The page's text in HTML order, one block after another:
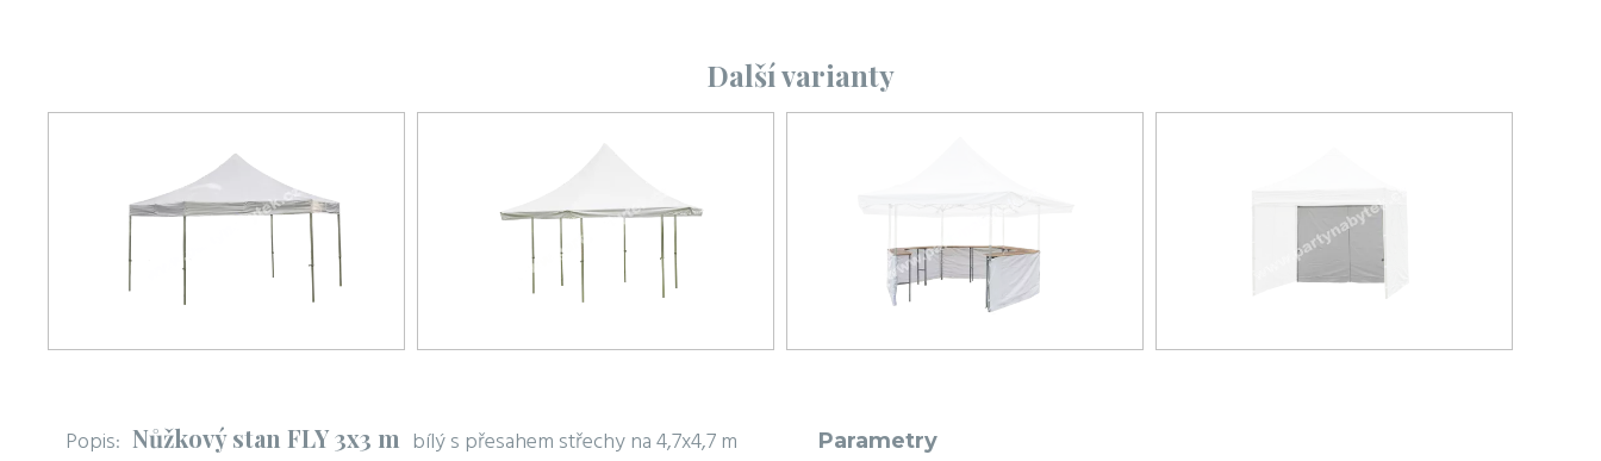
Další varianty
Popis: Nůžkový stan FLY 3x3 m bílý s přesahem střechy na 4,7x4,7 m Parametry